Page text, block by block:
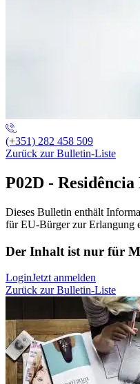
(+351) 282 458 509
Zurück zur Bulletin-Liste
P02D -
Dieses Bulletin enthält
für EU-Bürger zur Erlangung
Der Inhalt ist nur für
LoginJetzt anmelden
Zurück zur Bulletin-Liste